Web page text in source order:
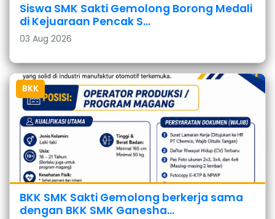
Siswa SMK Sakti Gemolong Borong Medali
di Kejuaraan Pencak S...
03 Aug 2026
BKK
BKK SMK Sakti Gemolong berkerja sama
dengan BKK SMK Ganesha...